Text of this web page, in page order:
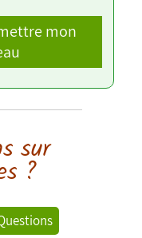
mon
sur
?